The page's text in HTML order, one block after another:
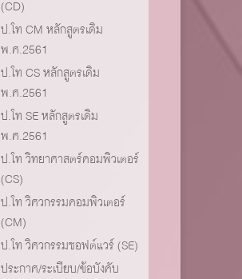
(CD)
ป.โท CM หลักสูตรเดิม
พ.ศ.2561
ป.โท CS หลักสูตรเดิม
พ.ศ.2561
ป.โท SE หลักสูตรเดิม
พ.ศ.2561
ป.โท วิทยาศาสตร์คอมพิวเตอร์
(CS)
ป.โท วิศวกรรมคอมพิวเตอร์
(CM)
ป.โท วิศวกรรมซอฟต์แวร์ (SE)
ประกาศ/ระเบียบ/ข้อบังคับ